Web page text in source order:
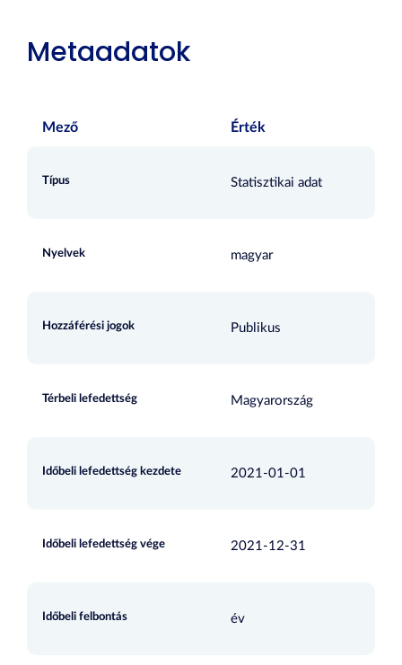
Metaadatok
Mező Érték
Típus Statisztikai adat
Nyelvek magyar
Hozzáférési jogok Publikus
Térbeli lefedettség Magyarország
Időbeli lefedettség kezdete 2021-01-01
Időbeli lefedettség vége 2021-12-31
Időbeli felbontás év